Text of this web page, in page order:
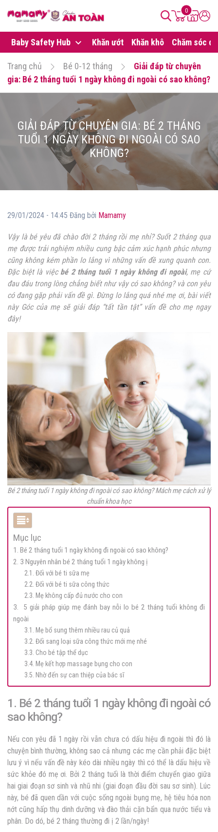
0
Baby Safety Hub Khăn ướt Khăn khô Chăm sóc da
Trang chủ Bé 0-12 tháng
Giải đáp từ chuyên
gia: Bé 2 tháng tuổi 1 ngày không đi ngoài có sao không?
GIẢI ĐÁP TỪ CHUYÊN GIA: BÉ 2 THÁNG
TUỔI 1 NGÀY KHÔNG ĐI NGOÀI CÓ SAO
KHÔNG?
29/01/2024 - 14:45 Đăng bởi Mamamy
Vậy là bé yêu đã chào đời 2 tháng rồi mẹ nhỉ? Suốt 2 tháng qua
mẹ được trải nghiệm nhiều cung bậc cảm xúc hạnh phúc nhưng
cũng không kém phần lo lắng vì những vấn đề xung quanh con.
Đặc biệt là việc bé 2 tháng tuổi 1 ngày không đi ngoài, mẹ cứ
đau đáu trong lòng chẳng biết như vậy có sao không? và con yêu
có đang gặp phải vấn đề gì. Đừng lo lắng quá nhé mẹ ơi, bài viết
này Góc của mẹ sẽ giải đáp “tất tần tật” vấn đề cho mẹ ngay
đây!
Bé 2 tháng tuổi 1 ngày không đi ngoài có sao không? Mách mẹ cách xử lý
chuẩn khoa học
Mục lục
1. Bé 2 tháng tuổi 1 ngày không đi ngoài có sao không?
2. 3 Nguyên nhân bé 2 tháng tuổi 1 ngày không ị
2.1. Đối với bé ti sữa mẹ
2.2. Đối với bé ti sữa công thức
2.3. Mẹ không cấp đủ nước cho con
3. 5 giải pháp giúp mẹ đánh bay nỗi lo bé 2 tháng tuổi không đi
ngoài
3.1. Mẹ bổ sung thêm nhiều rau củ quả
3.2. Đổi sang loại sữa công thức mới mẹ nhé
3.3. Cho bé tập thể dục
3.4. Mẹ kết hợp massage bụng cho con
3.5. Nhờ đến sự can thiệp của bác sĩ
1. Bé 2 tháng tuổi 1 ngày không đi ngoài có
sao không?
Nếu con yêu đã 1 ngày rồi vẫn chưa có dấu hiệu đi ngoài thì đó là
chuyện bình thường, không sao cả nhưng các mẹ cần phải đặc biệt
lưu ý vì nếu vấn đề này kéo dài nhiều ngày thì có thể là dấu hiệu về
sức khỏe đó mẹ ơi. Bởi 2 tháng tuổi là thời điểm chuyển giao giữa
hai giai đoạn sơ sinh và nhũ nhi (giai đoạn đầu đời sau sơ sinh). Lúc
này, bé đã quen dần với cuộc sống ngoài bụng mẹ, hệ tiêu hóa non
nớt cũng hấp thụ dinh dưỡng và đào thải cặn bẩn qua nước tiểu và
phân. Do dó, bé 2 tháng thường đi ị 2 lần/ngày!